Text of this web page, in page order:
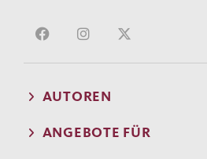
AUTOREN
ANGEBOTE FÜR